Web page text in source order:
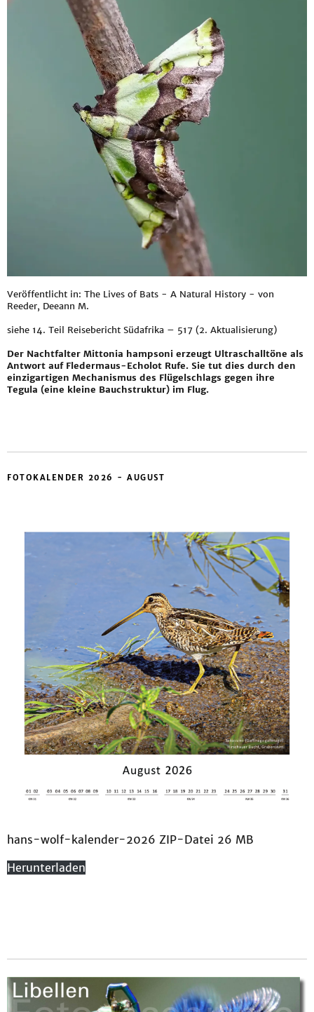
Veröffentlicht in: The Lives of Bats - A Natural History - von
Reeder, Deeann M.
siehe 14. Teil Reisebericht Südafrika – 517 (2. Aktualisierung)
Der Nachtfalter Mittonia hampsoni erzeugt Ultraschalltöne als
Antwort auf Fledermaus-Echolot Rufe. Sie tut dies durch den
einzigartigen Mechanismus des Flügelschlags gegen ihre
Tegula (eine kleine Bauchstruktur) im Flug.
FOTOKALENDER 2026 - AUGUST
hans-wolf-kalender-2026 ZIP-Datei 26 MB
Herunterladen